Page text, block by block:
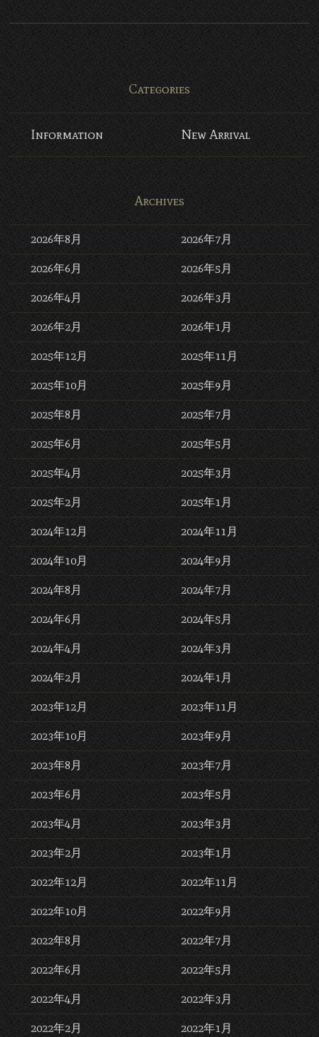
Categories
Information New Arrival
Archives
2026年8月 2026年7月
2026年6月 2026年5月
2026年4月 2026年3月
2026年2月 2026年1月
2025年12月 2025年11月
2025年10月 2025年9月
2025年8月 2025年7月
2025年6月 2025年5月
2025年4月 2025年3月
2025年2月 2025年1月
2024年12月 2024年11月
2024年10月 2024年9月
2024年8月 2024年7月
2024年6月 2024年5月
2024年4月 2024年3月
2024年2月 2024年1月
2023年12月 2023年11月
2023年10月 2023年9月
2023年8月 2023年7月
2023年6月 2023年5月
2023年4月 2023年3月
2023年2月 2023年1月
2022年12月 2022年11月
2022年10月 2022年9月
2022年8月 2022年7月
2022年6月 2022年5月
2022年4月 2022年3月
2022年2月 2022年1月